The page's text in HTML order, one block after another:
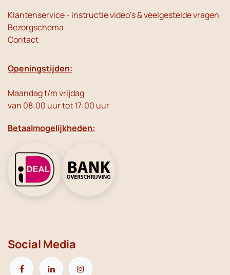
Klantenservice - instructie video's & veelgestelde vragen
Bezorgschema
Contact
Openingstijden:
Maandag t/m vrijdag
van 08:00 uur tot 17:00 uur
Betaalmogelijkheden:
Social Media